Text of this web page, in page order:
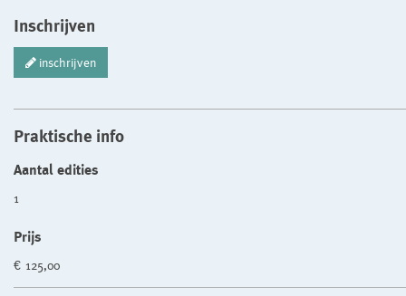
Inschrijven
inschrijven
Praktische info
Aantal edities
1
Prijs
€ 125,00